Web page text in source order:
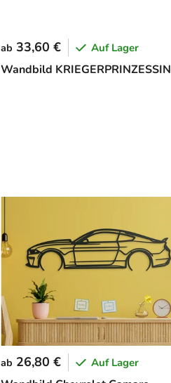
Wandbild KRIEGERPRINZESSIN
ab 33,60 € Auf Lager
ab 26,80 € Auf Lager